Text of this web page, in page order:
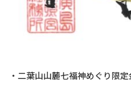
・二葉山山麓七福神めぐり限